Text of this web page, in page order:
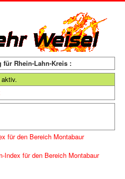
für Rhein-Lahn-Kreis :